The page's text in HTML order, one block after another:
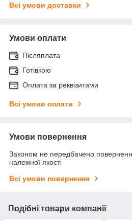
Всі умови доставки
Умови оплати
Післяплата
Готівкою
Оплата за реквізитами
Всі умови оплати
Умови повернення
Законом не передбачено
належної якості
Всі умови повернення
Подібні товари компанії